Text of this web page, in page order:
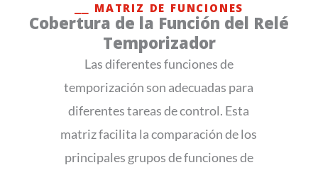
⎯⎯ MATRIZ DE FUNCIONES
Cobertura de la Función del Relé
Temporizador
Las diferentes funciones de
temporización son adecuadas para
diferentes tareas de control. Esta
matriz facilita la comparación de los
principales grupos de funciones de